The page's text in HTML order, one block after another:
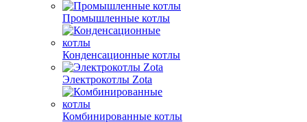
Промышленные котлы
Конденсационные котлы
Электрокотлы Zota
Комбинированные котлы